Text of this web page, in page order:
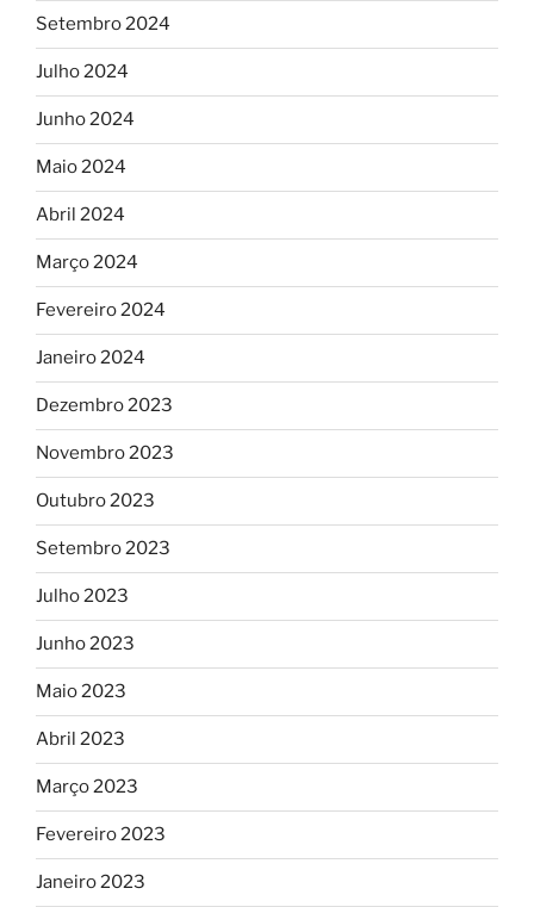
Setembro 2024
Julho 2024
Junho 2024
Maio 2024
Abril 2024
Março 2024
Fevereiro 2024
Janeiro 2024
Dezembro 2023
Novembro 2023
Outubro 2023
Setembro 2023
Julho 2023
Junho 2023
Maio 2023
Abril 2023
Março 2023
Fevereiro 2023
Janeiro 2023